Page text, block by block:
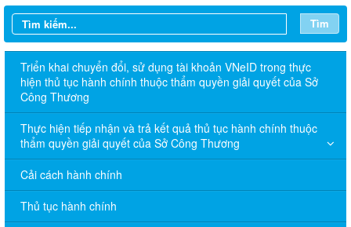
Tìm
Triển khai chuyển đổi, sử dụng tài khoản VNeID trong thực
hiện thủ tục hành chính thuộc thẩm quyền giải quyết của Sở
Công Thương
Thực hiện tiếp nhận và trả kết quả thủ tục hành chính thuộc
thẩm quyền giải quyết của Sở Công Thương
Cải cách hành chính
Thủ tục hành chính